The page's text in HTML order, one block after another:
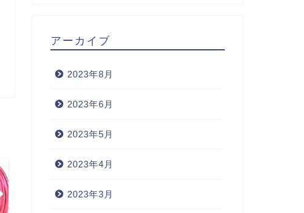
アーカイブ
2023年8月
2023年6月
2023年5月
2023年4月
2023年3月